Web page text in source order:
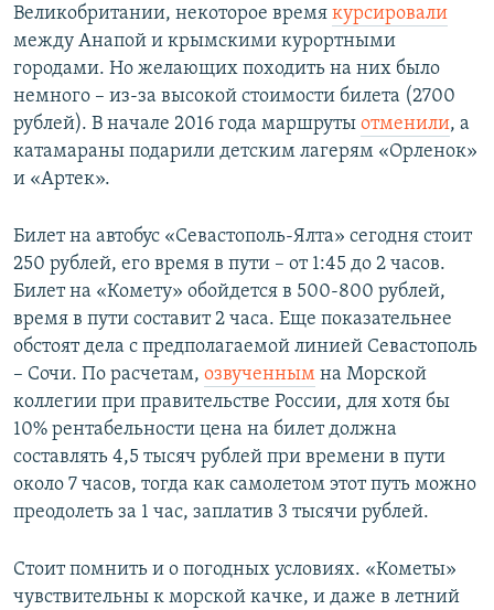
Великобритании, некоторое время курсировали
между Анапой и крымскими курортными
городами. Но желающих походить на них было
немного – из-за высокой стоимости билета (2700
рублей). В начале 2016 года маршруты отменили, а
катамараны подарили детским лагерям «Орленок»
и «Артек».
Билет на автобус «Севастополь-Ялта» сегодня стоит
250 рублей, его время в пути – от 1:45 до 2 часов.
Билет на «Комету» обойдется в 500-800 рублей,
время в пути составит 2 часа. Еще показательнее
обстоят дела с предполагаемой линией Севастополь
– Сочи. По расчетам, озвученным на Морской
коллегии при правительстве России, для хотя бы
10% рентабельности цена на билет должна
составлять 4,5 тысяч рублей при времени в пути
около 7 часов, тогда как самолетом этот путь можно
преодолеть за 1 час, заплатив 3 тысячи рублей.
Стоит помнить и о погодных условиях. «Кометы»
чувствительны к морской качке, и даже в летний